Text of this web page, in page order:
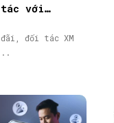
với
đối tác XM